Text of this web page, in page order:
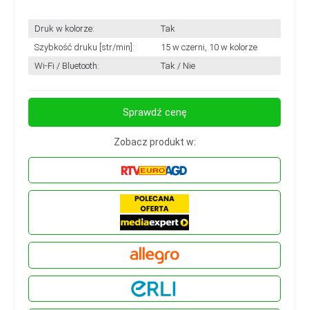
Druk w kolorze:
Tak
Szybkość druku [str/min]:
15 w czerni, 10 w kolorze
Wi-Fi / Bluetooth:
Tak / Nie
Sprawdź cenę
Zobacz produkt w: